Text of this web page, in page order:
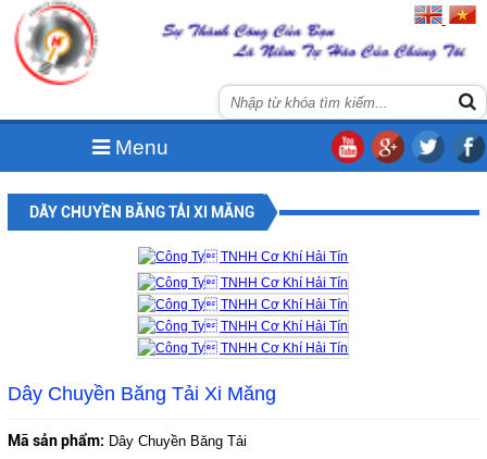
Menu
DÂY CHUYỀN BĂNG TẢI XI MĂNG
Dây Chuyền Băng Tải Xi Măng
Mã sản phẩm: Dây Chuyền Băng Tải